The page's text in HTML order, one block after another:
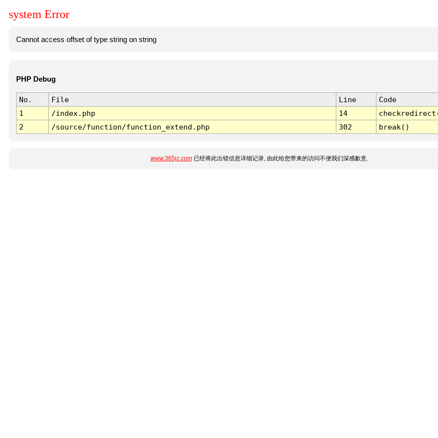
system Error
Cannot access offset of type string on string
PHP Debug
No. File Line
Code
1
/index.php 14
2
/source/function/function_extend.php 302 break()
www.365jz.com已经将此出错信息详细记录, 由此给您带来的访问不便我们深感歉意.